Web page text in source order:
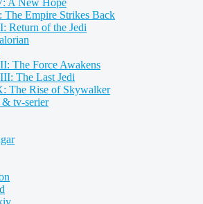
A New Hope
The Empire Strikes Back
Return of the Jedi
The Force Awakens
The Last Jedi
The Rise of Skywalker
tv-serier